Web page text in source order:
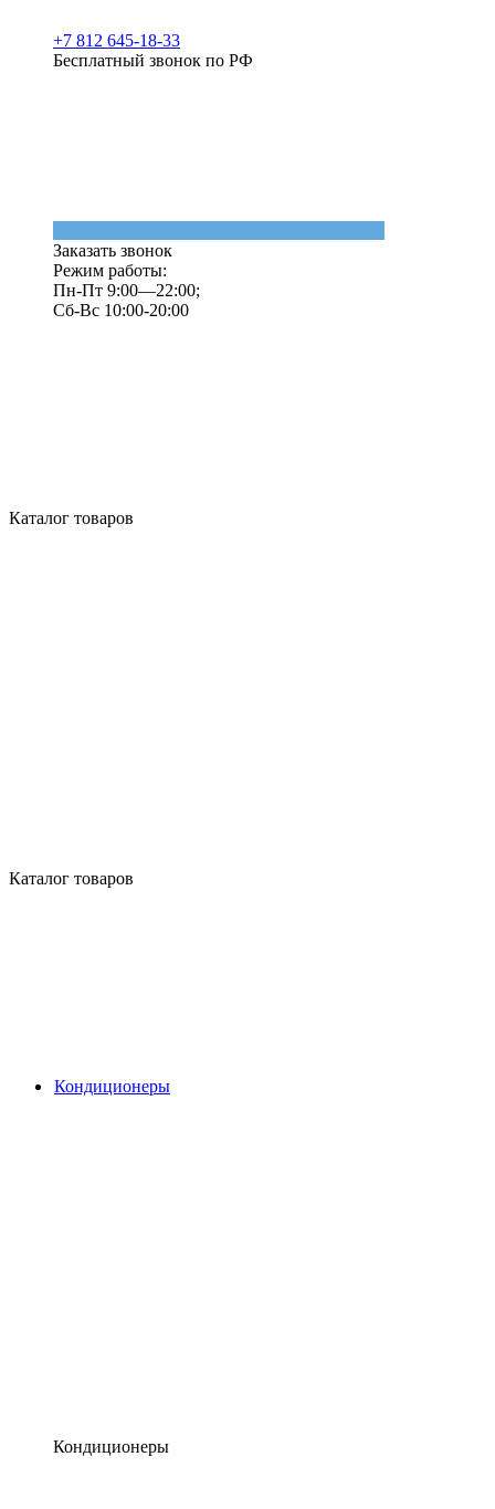
+7 812 645-18-33
Бесплатный звонок по РФ
Заказать звонок
Режим работы:
Пн-Пт 9:00—22:00;
Сб-Вс 10:00-20:00
Каталог товаров
Каталог товаров
Кондиционеры
Кондиционеры